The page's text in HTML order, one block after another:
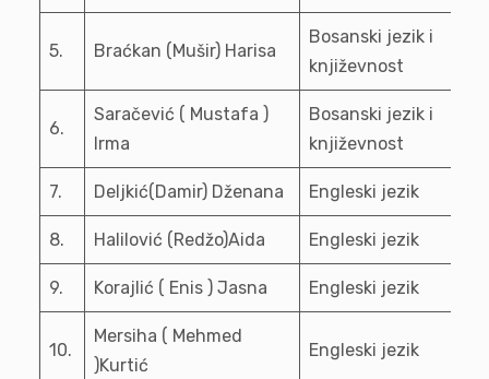
5. Braćkan (Mušir) Harisa
Bosanski jezik i
književnost
6.
Saračević ( Mustafa )
Irma
Bosanski jezik i
književnost
7. Deljkić(Damir) Dženana Engleski jezik
8. Halilović (Redžo)Aida Engleski jezik
9. Korajlić ( Enis ) Jasna Engleski jezik
10.
Mersiha ( Mehmed
)Kurtić
Engleski jezik